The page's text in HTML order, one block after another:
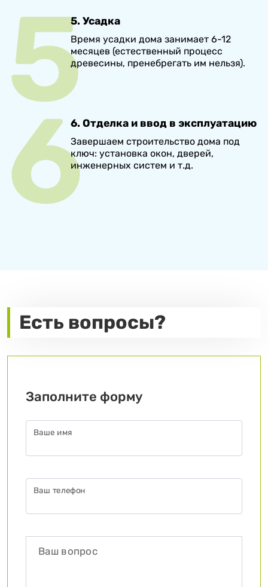
5. Усадка
Время усадки дома занимает 6-12
месяцев (естественный процесс
древесины, пренебрегать им нельзя).
6. Отделка и ввод в эксплуатацию
Завершаем строительство дома под
ключ: установка окон, дверей,
инженерных систем и т.д.
Есть вопросы?
Заполните форму
Ваше имя
Ваш телефон